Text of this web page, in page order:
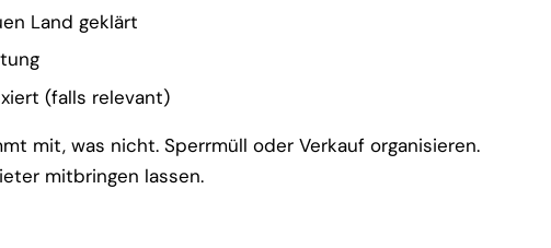
Land geklärt
(falls relevant)
mit, was nicht. Sperrmüll oder Verkauf organisieren.
mitbringen lassen.